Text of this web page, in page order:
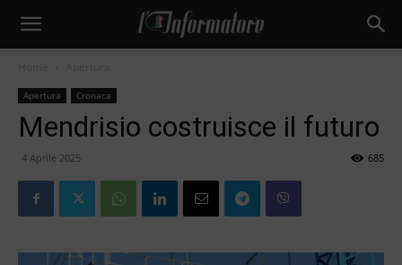
Apertura Cronaca
Mendrisio costruisce il futuro
4 Aprile 2025 685